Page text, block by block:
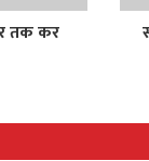
तक कर